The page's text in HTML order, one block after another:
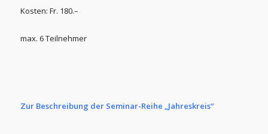
Kosten: Fr. 180.–
max. 6 Teilnehmer
Zur Beschreibung der Seminar-Reihe „Jahreskreis“